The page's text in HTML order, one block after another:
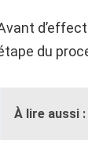
du
À lire aussi :